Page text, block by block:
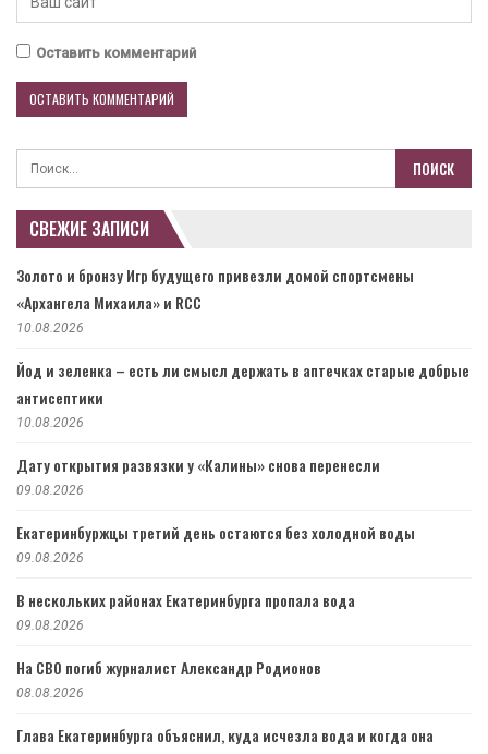
Оставить комментарий
СВЕЖИЕ ЗАПИСИ
Золото и бронзу Игр будущего привезли домой спортсмены
«Архангела Михаила» и RCC
10.08.2026
Йод и зеленка – есть ли смысл держать в аптечках старые добрые
антисептики
10.08.2026
Дату открытия развязки у «Калины» снова перенесли
09.08.2026
Екатеринбуржцы третий день остаются без холодной воды
09.08.2026
В нескольких районах Екатеринбурга пропала вода
09.08.2026
На СВО погиб журналист Александр Родионов
08.08.2026
Глава Екатеринбурга объяснил, куда исчезла вода и когда она